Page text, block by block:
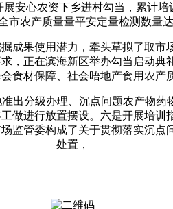
安心农资下乡进村勾当，累计
农产质量量平安定量检测数量
果使用潜力，牵头草拟了取市
，正在滨海新区举办勾当启动
食材保障、社会晤地产食用农产
分级办理、沉点问题农产物药
做进行放置摆设。六是开展培
监管委构成了关于贯彻落实沉
处置，